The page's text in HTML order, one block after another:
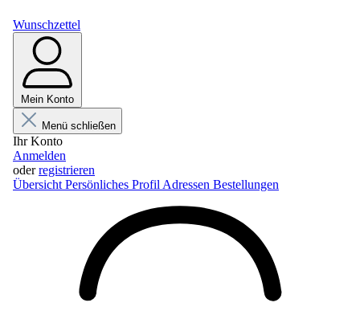
Wunschzettel
Mein Konto
Menü schließen
Ihr Konto
Anmelden
oderregistrieren
Übersicht Persönliches Profil Adressen Bestellungen